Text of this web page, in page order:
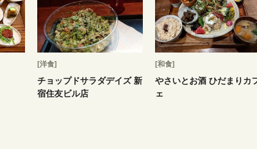
[洋食]
チョップドサラダデイズ 新
宿住友ビル店
[和食]
やさいとお酒 ひだまりカ
ェ